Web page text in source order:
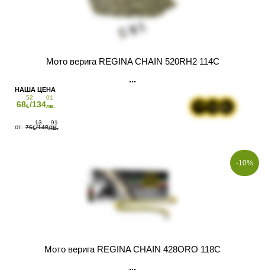
Мото верига REGINA CHAIN 520RH2 114C
68
52
€/134
01
лв.
76
13
€/148
91
ЛВ.
-10%
Мото верига REGINA CHAIN 428ORO 118C